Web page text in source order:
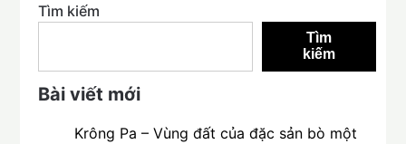
Tìm kiếm
Tìm
kiếm
Bài viết mới
Krông Pa – Vùng đất của đặc sản bò một